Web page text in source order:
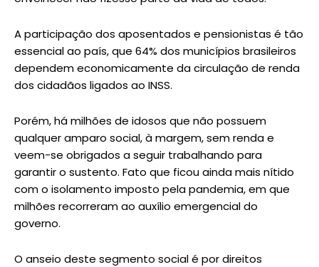
A participação dos aposentados e pensionistas é tão
essencial ao país, que 64% dos municípios brasileiros
dependem economicamente da circulação de renda
dos cidadãos ligados ao INSS.
Porém, há milhões de idosos que não possuem
qualquer amparo social, à margem, sem renda e
veem-se obrigados a seguir trabalhando para
garantir o sustento. Fato que ficou ainda mais nítido
com o isolamento imposto pela pandemia, em que
milhões recorreram ao auxílio emergencial do
governo.
O anseio deste segmento social é por direitos